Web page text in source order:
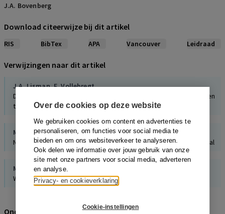
Over de cookies op deze website
We gebruiken cookies om content en advertenties te
personaliseren, om functies voor social media te
bieden en om ons websiteverkeer te analyseren.
Ook delen we informatie over jouw gebruik van onze
site met onze partners voor social media, adverteren
en analyse.
Privacy- en cookieverklaring
Cookie-instellingen
J.A. Bovenberg
Download citeerwijze bij dit artikel
RIS BibTex APA Vancouver Leidraad
Verwijzingen naar dit artikel
J.A. Lisman,E. Vollebregt
De Verordening geavanceerde therapie in theorie en praktijk: een
tussenstand
M.C. Ploem
N. van Gelder, Commercialisering van menselijk lichaamsmateriaal
M.C. Ploem,E. Kranendonk
Wet zeggenschap lichaamsmateriaal
Onderwerpen